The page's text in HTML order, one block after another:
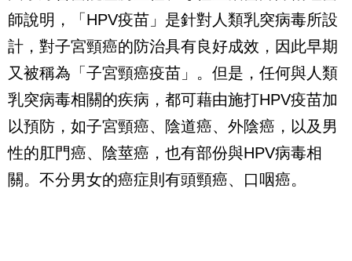
師說明，「HPV疫苗」是針對人類乳突病毒所設
計，對子宮頸癌的防治具有良好成效，因此早期
又被稱為「子宮頸癌疫苗」。但是，任何與人類
乳突病毒相關的疾病，都可藉由施打HPV疫苗加
以預防，如子宮頸癌、陰道癌、外陰癌，以及男
性的肛門癌、陰莖癌，也有部份與HPV病毒相
關。不分男女的癌症則有頭頸癌、口咽癌。